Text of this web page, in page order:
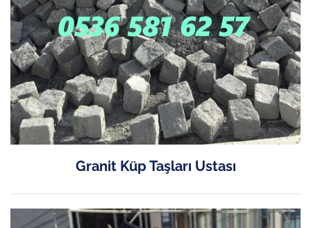
Granit Küp Taşları Ustası